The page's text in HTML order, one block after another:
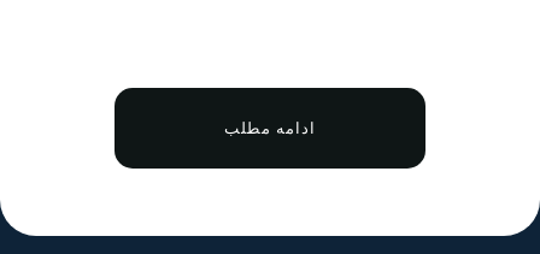
ادامه مطلب